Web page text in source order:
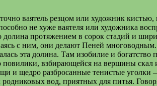
ваятель резцом или художник
не хуже ваятеля или художника
долина протяжением в сорок стадий и
с ним, они делают Пеней
эта долина. Там изобилие и
повилики, взбирающейся на вершины
и щедро разбросанные тенистые уголки
вод, приятных для питья.